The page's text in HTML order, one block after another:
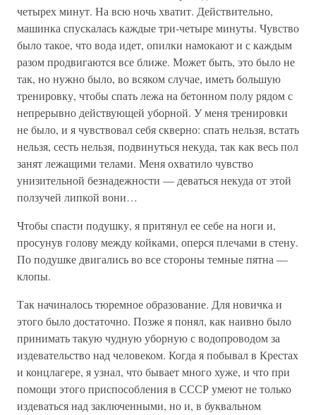
четырех минут. На всю ночь хватит. Действительно,
машинка спускалась каждые три-четыре минуты. Чувство
было такое, что вода идет, опилки намокают и с каждым
разом продвигаются все ближе. Может быть, это было не
так, но нужно было, во всяком случае, иметь большую
тренировку, чтобы спать лежа на бетонном полу рядом с
непрерывно действующей уборной. У меня тренировки
не было, и я чувствовал себя скверно: спать нельзя, встать
нельзя, сесть нельзя, подвинуться некуда, так как весь пол
занят лежащими телами. Меня охватило чувство
унизительной безнадежности — деваться некуда от этой
ползучей липкой вони…
Чтобы спасти подушку, я притянул ее себе на ноги и,
просунув голову между койками, оперся плечами в стену.
По подушке двигались во все стороны темные пятна —
клопы.
Так начиналось тюремное образование. Для новичка и
этого было достаточно. Позже я понял, как наивно было
принимать такую чудную уборную с водопроводом за
издевательство над человеком. Когда я побывал в Крестах
и концлагере, я узнал, что бывает много хуже, и что при
помощи этого приспособления в СССР умеют не только
издеваться над заключенными, но и, в буквальном